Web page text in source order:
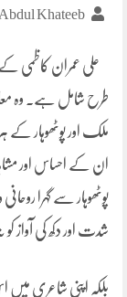
Abdul Khateeb
علی عمران کاظمی کے
طرح شامل ہے۔ وہ
ملک اور پوٹھوہار کے
ان کے احساس اور
پوٹھوہار سے گہرا
شدت اور دکھ کی آواز
بلکہ اپنی شاعری میں